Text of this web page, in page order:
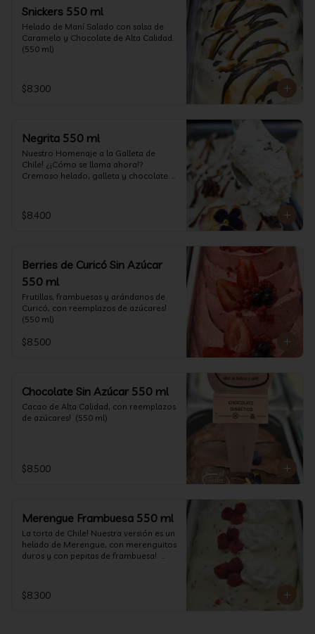
Snickers 550 ml
Helado de Maní Salado con salsa de
Caramelo y Chocolate de Alta Calidad.
(550 ml)
$8.300
Negrita 550 ml
Nuestro Homenaje a la Galleta de
Chile! ¿¡Cómo se llama ahora!?
Cremoso helado, galleta y chocolate.
$8.400
Berries de Curicó Sin Azúcar
550 ml
Frutillas, frambuesas y arándanos de
Curicó, con reemplazos de azúcares!
(550 ml)
$8.500
Chocolate Sin Azúcar 550 ml
Cacao de Alta Calidad, con reemplazos
de azúcares!  (550 ml)
$8.500
Merengue Frambuesa 550 ml
La torta de Chile! Nuestra versión es un
helado de Merengue, con merenguitos
duros y con pepitas de frambuesa!
$8.300